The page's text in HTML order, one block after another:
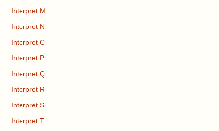
Interpret M
Interpret N
Interpret O
Interpret P
Interpret Q
Interpret R
Interpret S
Interpret T